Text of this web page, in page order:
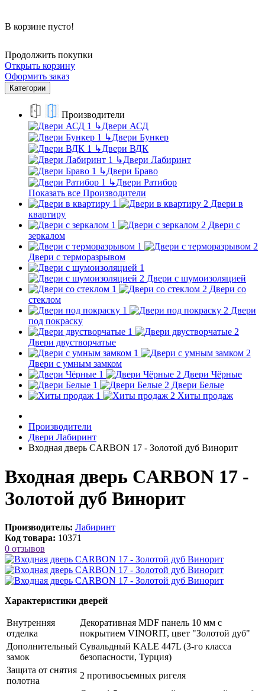
В корзине пусто!
Продолжить покупки
Открыть корзину
Оформить заказ
Категории
Производители
↳Двери АСД
↳Двери Бункер
↳Двери ВДК
↳Двери Лабиринт
↳Двери Браво
↳Двери Ратибор
Показать все Производители
Двери в
квартиру
Двери с
зеркалом
Двери с терморазрывом
Двери с шумоизоляцией
Двери со
стеклом
Двери
под покраску
Двери двустворчатые
Двери с умным замком
Двери Чёрные
Двери Белые
Хиты продаж
Производители
Двери Лабиринт
Входная дверь CARBON 17 - Золотой дуб Винорит
Входная дверь CARBON 17 -
Золотой дуб Винорит
Производитель: Лабиринт
Код товара: 10371
0 отзывов
Характеристики дверей
Внутренняя
отделка
Декоративная MDF панель 10 мм с
покрытием VINORIT, цвет "Золотой дуб"
Дополнительный
замок
Сувальдный KALE 447L (3-го класса
безопасности, Турция)
Защита от снятия
полотна
2 противосъемных ригеля